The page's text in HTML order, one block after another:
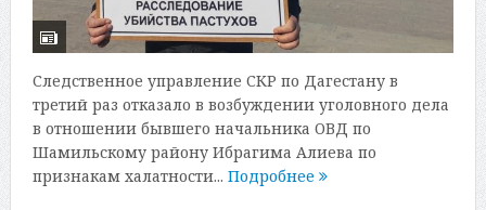
Следственное управление СКР по Дагестану в
третий раз отказало в возбуждении уголовного дела
в отношении бывшего начальника ОВД по
Шамильскому району Ибрагима Алиева по
признакам халатности... Подробнее